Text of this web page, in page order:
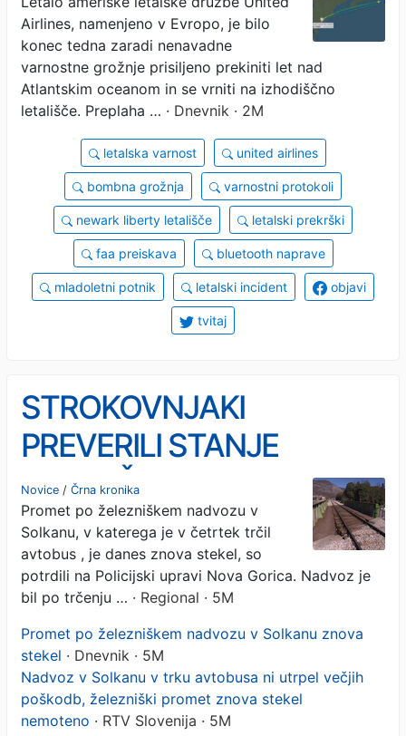
Airlines, namenjeno v Evropo, je bilo
konec tedna zaradi nenavadne
varnostne grožnje prisiljeno prekiniti let nad
Atlantskim oceanom in se vrniti na izhodiščno
letališče. Preplaha … · Dnevnik · 2M
letalska varnost united airlines
bombna grožnja varnostni protokoli
newark liberty letališče letalski prekrški
faa preiskava bluetooth naprave
mladoletni potnik letalski incident objavi
tvitaj
STROKOVNJAKI
PREVERILI STANJE
NESREČNEGA NADVOZA:
Železniški promet v
Solkanu znova stekel
(FOTO)
Novice / Črna kronika
Promet po železniškem nadvozu v
Solkanu, v katerega je v četrtek trčil
avtobus , je danes znova stekel, so
potrdili na Policijski upravi Nova Gorica. Nadvoz je
bil po trčenju … · Regional · 5M
Promet po železniškem nadvozu v Solkanu znova
stekel · Dnevnik · 5M
Nadvoz v Solkanu v trku avtobusa ni utrpel večjih
poškodb, železniški promet znova stekel
nemoteno · RTV Slovenija · 5M